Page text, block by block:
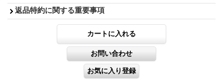
返品特約に関する重要事項